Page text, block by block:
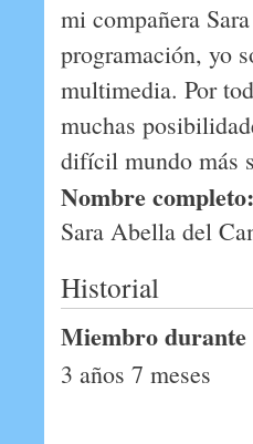
mi compañera
programación, yo
multimedia. Por
muchas
difícil mundo más
Nombre completo:
Sara Abella del
Historial
Miembro durante
3 años 7 meses